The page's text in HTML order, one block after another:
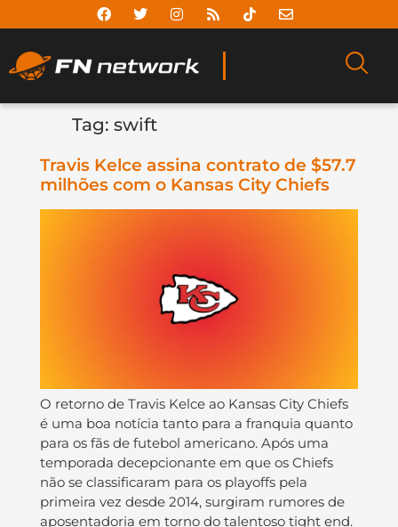
Tag: swift
Travis Kelce assina contrato de $57.7
milhões com o Kansas City Chiefs
O retorno de Travis Kelce ao Kansas City Chiefs
é uma boa notícia tanto para a franquia quanto
para os fãs de futebol americano. Após uma
temporada decepcionante em que os Chiefs
não se classificaram para os playoffs pela
primeira vez desde 2014, surgiram rumores de
aposentadoria em torno do talentoso tight end.